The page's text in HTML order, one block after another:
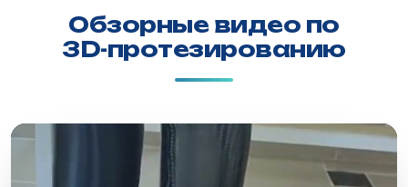
Обзорные видео по
3D-протезированию